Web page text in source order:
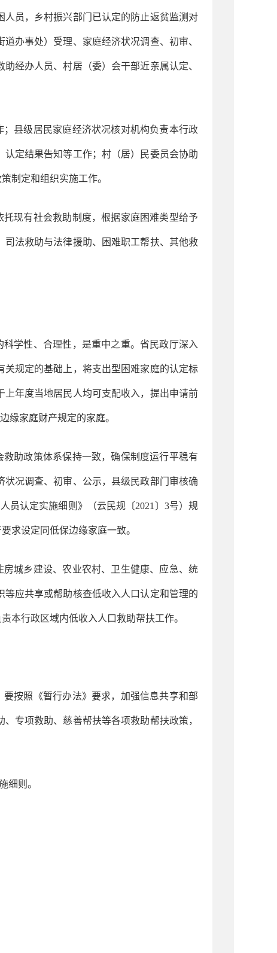
员，乡村振兴部门已认定的防止返贫监测对
办事处）受理、家庭经济状况调查、初审、
经办人员、村居（委）会干部近亲属认定、
县级居民家庭经济状况核对机构负责本行政
定结果告知等工作；村（居）民委员会协助
制定和组织实施工作。
现有社会救助制度，根据家庭困难类型给予
法救助与法律援助、困难职工帮扶、其他救
学性、合理性，是重中之重。省民政厅深入
规定的基础上，将支出型困难家庭的认定标
年度当地居民人均可支配收入，提出申请前
缘家庭财产规定的家庭。
助政策体系保持一致，确保制度运行平稳有
况调查、初审、公示，县级民政部门审核确
员认定实施细则》（云民规〔2021〕3号）规
求设定同低保边缘家庭一致。
城乡建设、农业农村、卫生健康、应急、统
应共享或帮助核查低收入人口认定和管理的
本行政区域内低收入人口救助帮扶工作。
按照《暂行办法》要求，加强信息共享和部
专项救助、慈善帮扶等各项救助帮扶政策，
细则。